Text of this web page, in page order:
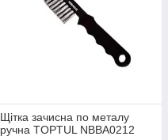
Щітка зачисна по металу
ручна TOPTUL NBBA0212